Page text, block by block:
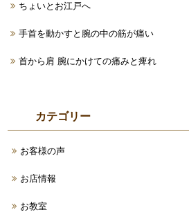
ちょいとお江戸へ
手首を動かすと腕の中の筋が痛い
首から肩 腕にかけての痛みと痺れ
カテゴリー
お客様の声
お店情報
お教室